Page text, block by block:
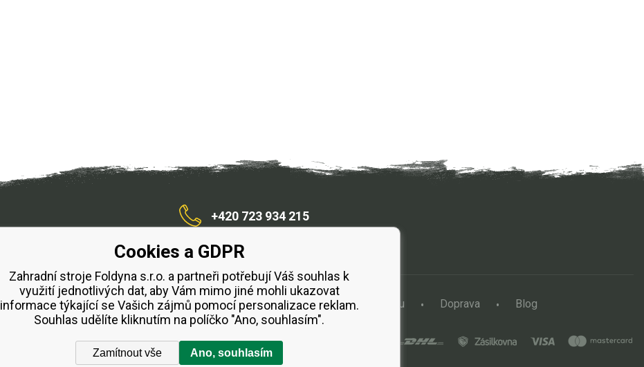
/zahradnístroje
+420 723 934 215
Obchodní podmínky Splátkový prodej ESSOX Půjčovna vertikutátoru Doprava Blog
Cookies a GDPR
Zahradní stroje Foldyna s.r.o. a partneři potřebují Váš souhlas k
využití jednotlivých dat, aby Vám mimo jiné mohli ukazovat
informace týkající se Vašich zájmů pomocí personalizace reklam.
Souhlas udělíte kliknutím na políčko "Ano, souhlasím".
Zamítnout vše Ano, souhlasím